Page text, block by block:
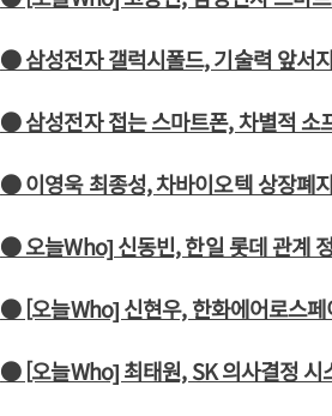
● 삼성전자 갤럭시폴드, 기술력 앞서
● 삼성전자 접는 스마트폰, 차별적 소
● 이영욱 최종성, 차바이오텍 상장폐
● 오늘Who] 신동빈, 한일 롯데 관계
● [오늘Who] 신현우, 한화에어로스페
● [오늘Who] 최태원, SK 의사결정 시